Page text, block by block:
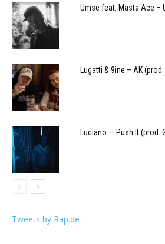
Umse feat. Masta Ace –
Lugatti & 9ine – AK (prod.
Luciano — Push It (prod.
Tweets by Rap.de